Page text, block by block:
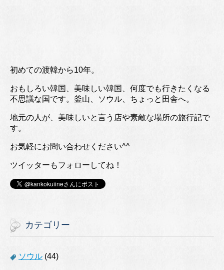
初めての渡韓から10年。
おもしろい韓国、美味しい韓国、何度でも行きたくなる
不思議な国です。釜山、ソウル、ちょっと田舎へ。
地元の人が、美味しいと言う店や素敵な場所の旅行記で
す。
お気軽にお問い合わせください^^
ツイッターもフォローしてね！
カテゴリー
ソウル (44)